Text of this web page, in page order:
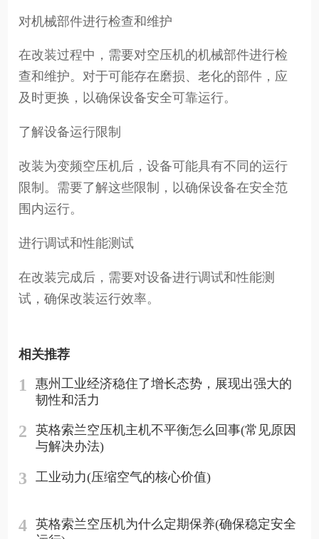
对机械部件进行检查和维护
在改装过程中，需要对空压机的机械部件进行检
查和维护。对于可能存在磨损、老化的部件，应
及时更换，以确保设备安全可靠运行。
了解设备运行限制
改装为变频空压机后，设备可能具有不同的运行
限制。需要了解这些限制，以确保设备在安全范
围内运行。
进行调试和性能测试
在改装完成后，需要对设备进行调试和性能测
试，确保改装运行效率。
相关推荐
1
惠州工业经济稳住了增长态势，展现出强大的
韧性和活力
2
英格索兰空压机主机不平衡怎么回事(常见原因
与解决办法)
3 工业动力(压缩空气的核心价值)
4
英格索兰空压机为什么定期保养(确保稳定安全